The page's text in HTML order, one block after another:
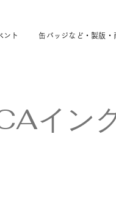
ント 缶バッジなど・製版・
イン